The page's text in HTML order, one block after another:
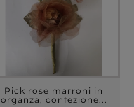
Pick rose marroni in
organza, confezione...